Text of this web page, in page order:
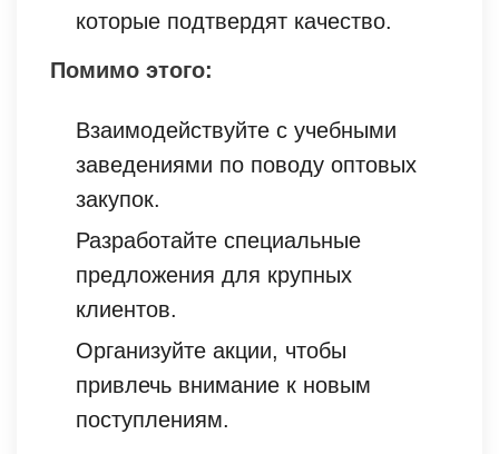
которые подтвердят качество.
Помимо этого:
Взаимодействуйте с учебными
заведениями по поводу оптовых
закупок.
Разработайте специальные
предложения для крупных
клиентов.
Организуйте акции, чтобы
привлечь внимание к новым
поступлениям.